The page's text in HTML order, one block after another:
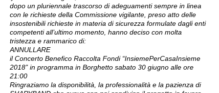
dopo un pluriennale trascorso di adeguamenti sempre in linea
con le richieste della Commissione vigilante, preso atto delle
insostenibili richieste in materia di sicurezza formulate dagli enti
competenti all’ultimo momento, hanno deciso con molta
tristezza e rammarico di:
ANNULLARE
il Concerto Benefico Raccolta Fondi “InsiemePerCasaInsieme
2018” in programma in Borghetto sabato 30 giugno alle ore
21:00
Ringraziamo la disponibilità, la professionalità e la pazienza di